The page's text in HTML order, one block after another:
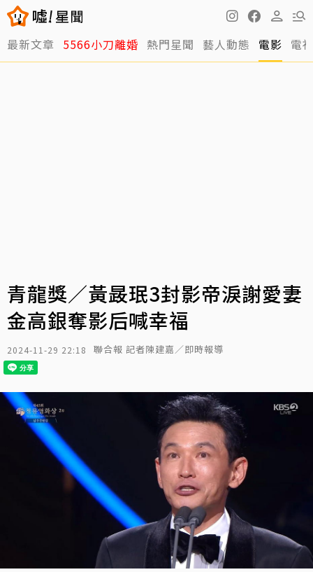
最新文章 5566小刀離婚 熱門星聞 藝人動態 電影 電
青龍獎／黃晸珉3封影帝淚謝愛妻
金高銀奪影后喊幸福
2024-11-29 22:18 聯合報 記者陳建嘉／即時報導